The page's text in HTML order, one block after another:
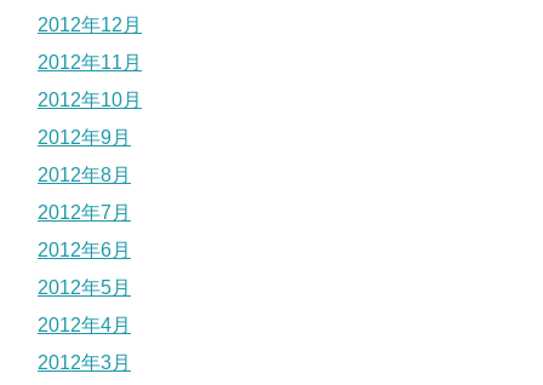
2012年12月
2012年11月
2012年10月
2012年9月
2012年8月
2012年7月
2012年6月
2012年5月
2012年4月
2012年3月